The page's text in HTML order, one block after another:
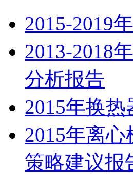
2015-2019
2013-2018
分析报告
2015年换
2015年离
策略建议报